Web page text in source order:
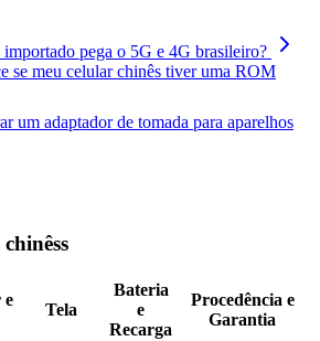
pega o 5G e 4G brasileiro?
se meu celular chinês tiver uma ROM
um adaptador de tomada para aparelhos
e
Tela
Bateria
e
Recarga
Procedência e
Garantia